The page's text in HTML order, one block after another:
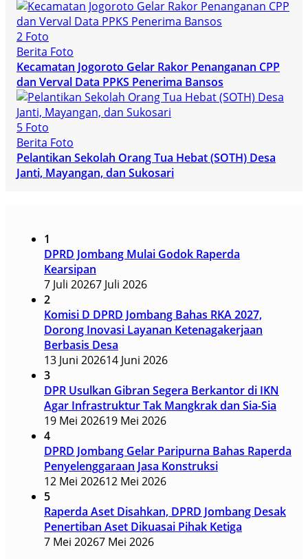
2 Foto
Berita Foto
Kecamatan Jogoroto Gelar Rakor Penanganan CPP
dan Verval Data PPKS Penerima Bansos
5 Foto
Berita Foto
Pelantikan Sekolah Orang Tua Hebat (SOTH) Desa
Janti, Mayangan, dan Sukosari
1
DPRD Jombang Mulai Godok Raperda
Kearsipan
7 Juli 20267 Juli 2026
2
Komisi D DPRD Jombang Bahas RKA 2027,
Dorong Inovasi Layanan Ketenagakerjaan
Berbasis Desa
13 Juni 202614 Juni 2026
3
DPR Usulkan Gibran Segera Berkantor di IKN
Agar Infrastruktur Tak Mangkrak dan Sia-Sia
19 Mei 202619 Mei 2026
4
DPRD Jombang Gelar Paripurna Bahas Raperda
Penyelenggaraan Jasa Konstruksi
12 Mei 202612 Mei 2026
5
Raperda Aset Disahkan, DPRD Jombang Desak
Penertiban Aset Dikuasai Pihak Ketiga
7 Mei 20267 Mei 2026